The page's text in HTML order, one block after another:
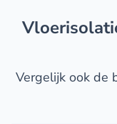
vloerisolatie specialisten in andere
Vergelijk ook de